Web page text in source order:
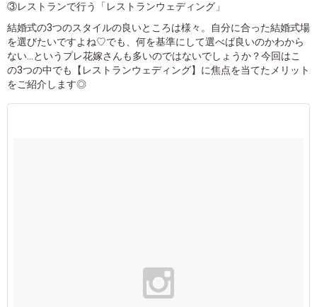
③レストランで行う「レストランウェディング」
結婚式の3つのスタイルの良いところは様々。自分に合った結婚式場
を選びたいですよね♡でも、何を基準にして選べば良いのかわから
ない…というプレ花嫁さんも多いのではないでしょうか？今回はこ
の3つの中でも【レストランウェディング】に焦点を当てたメリット
をご紹介します◎